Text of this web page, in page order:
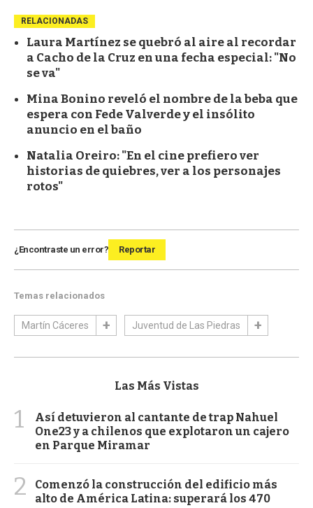
RELACIONADAS
Laura Martínez se quebró al aire al recordar
a Cacho de la Cruz en una fecha especial: "No
se va"
Mina Bonino reveló el nombre de la beba que
espera con Fede Valverde y el insólito
anuncio en el baño
Natalia Oreiro: "En el cine prefiero ver
historias de quiebres, ver a los personajes
rotos"
¿Encontraste un error? Reportar
Temas relacionados
Martín Cáceres Juventud de Las Piedras
Las Más Vistas
1
Así detuvieron al cantante de trap Nahuel
One23 y a chilenos que explotaron un cajero
en Parque Miramar
2
Comenzó la construcción del edificio más
alto de América Latina: superará los 470